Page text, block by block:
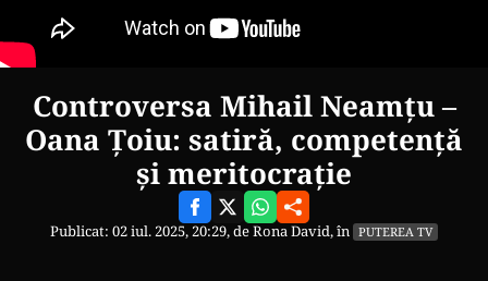
Controversa Mihail Neamțu –
Oana Țoiu: satiră, competență
și meritocrație
Publicat: 02 iul. 2025, 20:29, deRona David, în PUTEREA TV